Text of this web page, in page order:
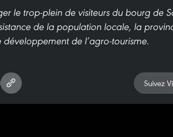
le trop-plein de visiteurs du bourg de
de la population locale, la
développement de l’agro-tourisme.
Suivez